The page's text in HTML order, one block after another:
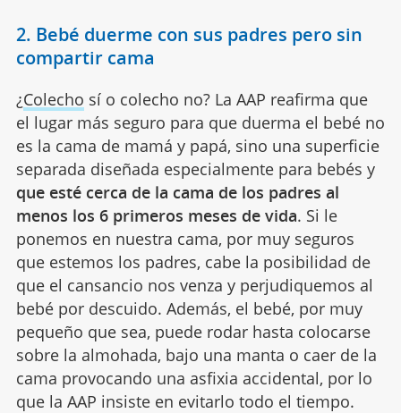
2. Bebé duerme con sus padres pero sin
compartir cama
¿Colecho sí o colecho no? La AAP reafirma que
el lugar más seguro para que duerma el bebé no
es la cama de mamá y papá, sino una superficie
separada diseñada especialmente para bebés y
que esté cerca de la cama de los padres al
menos los 6 primeros meses de vida. Si le
ponemos en nuestra cama, por muy seguros
que estemos los padres, cabe la posibilidad de
que el cansancio nos venza y perjudiquemos al
bebé por descuido. Además, el bebé, por muy
pequeño que sea, puede rodar hasta colocarse
sobre la almohada, bajo una manta o caer de la
cama provocando una asfixia accidental, por lo
que la AAP insiste en evitarlo todo el tiempo.